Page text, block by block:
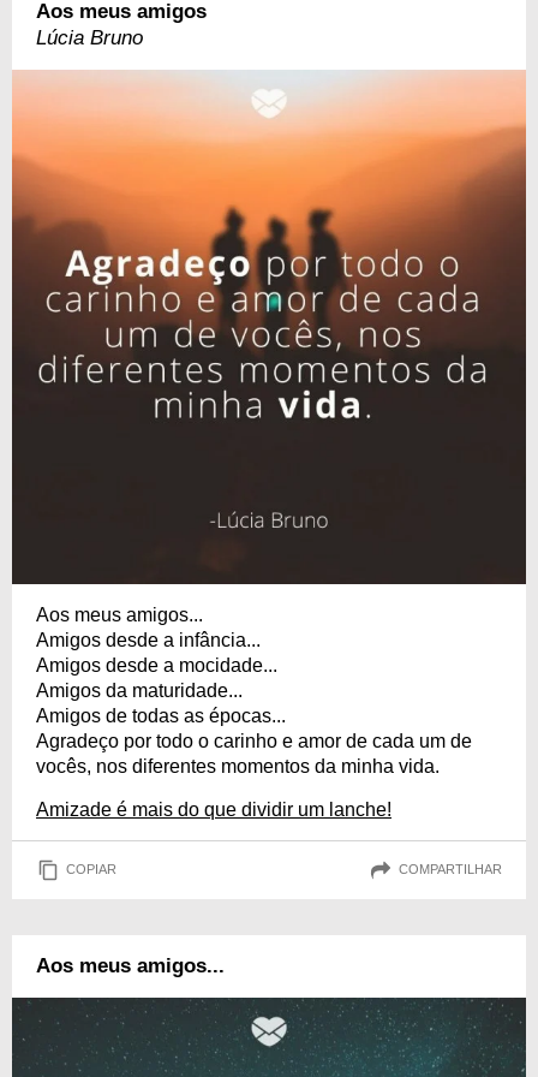
Aos meus amigos
Lúcia Bruno
Aos meus amigos...
Amigos desde a infância...
Amigos desde a mocidade...
Amigos da maturidade...
Amigos de todas as épocas...
Agradeço por todo o carinho e amor de cada um de
vocês, nos diferentes momentos da minha vida.
Amizade é mais do que dividir um lanche!
COPIAR COMPARTILHAR
Aos meus amigos...